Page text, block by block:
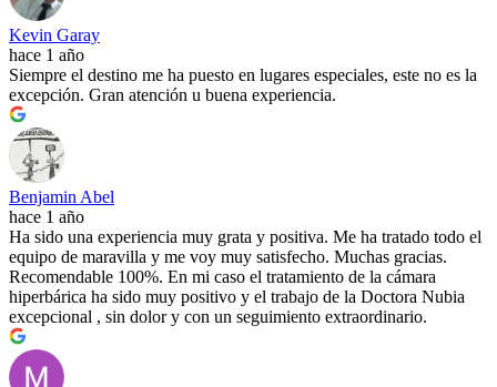
Kevin Garay
hace 1 año
Siempre el destino me ha puesto en lugares especiales, este no es la
excepción. Gran atención u buena experiencia.
Benjamin Abel
hace 1 año
Ha sido una experiencia muy grata y positiva. Me ha tratado todo el
equipo de maravilla y me voy muy satisfecho. Muchas gracias.
Recomendable 100%. En mi caso el tratamiento de la cámara
hiperbárica ha sido muy positivo y el trabajo de la Doctora Nubia
excepcional , sin dolor y con un seguimiento extraordinario.